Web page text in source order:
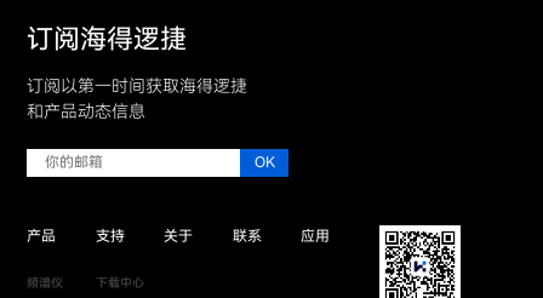
订阅海得逻捷
订阅以第一时间获取海得逻捷
和产品动态信息
产品
频谱仪
支持
下载中心
关于 联系 应用